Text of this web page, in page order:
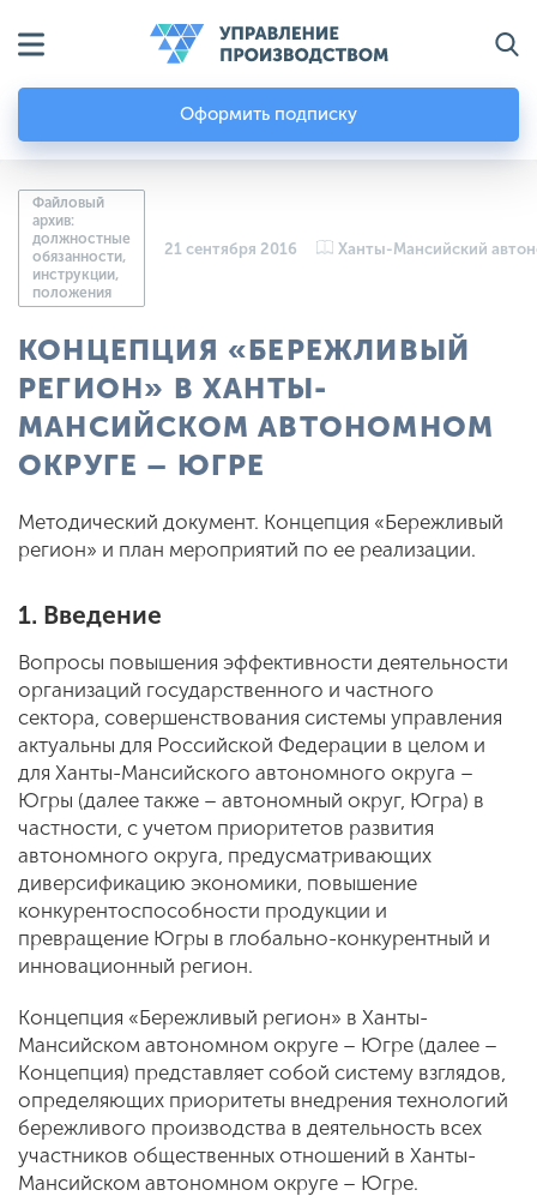
Оформить подписку
Файловый
архив:
должностные
обязанности,
инструкции,
положения
21 сентября 2016 Ханты-Мансийский
КОНЦЕПЦИЯ «БЕРЕЖЛИВЫЙ
РЕГИОН» В ХАНТЫ-
МАНСИЙСКОМ АВТОНОМНОМ
ОКРУГЕ – ЮГРЕ
Методический документ. Концепция «Бережливый
регион» и план мероприятий по ее реализации.
1. Введение
Вопросы повышения эффективности деятельности
организаций государственного и частного
сектора, совершенствования системы управления
актуальны для Российской Федерации в целом и
для Ханты-Мансийского автономного округа –
Югры (далее также – автономный округ, Югра) в
частности, с учетом приоритетов развития
автономного округа, предусматривающих
диверсификацию экономики, повышение
конкурентоспособности продукции и
превращение Югры в глобально-конкурентный и
инновационный регион.
Концепция «Бережливый регион» в Ханты-
Мансийском автономном округе – Югре (далее –
Концепция) представляет собой систему взглядов,
определяющих приоритеты внедрения технологий
бережливого производства в деятельность всех
участников общественных отношений в Ханты-
Мансийском автономном округе – Югре.